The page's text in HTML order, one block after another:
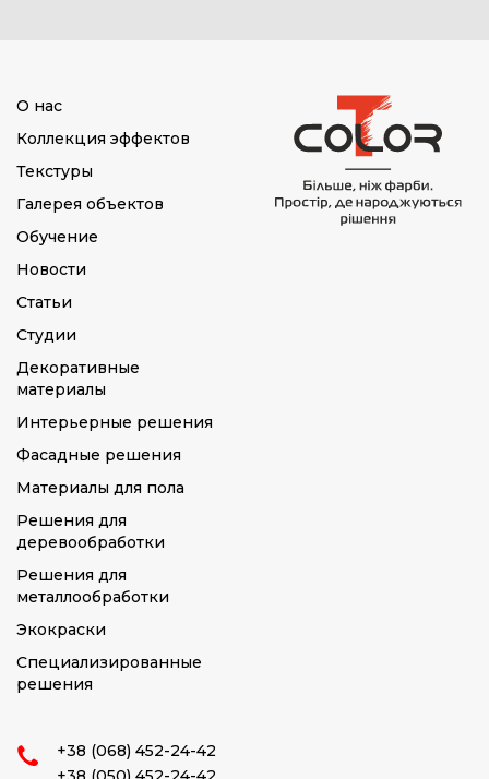
О нас
Коллекция эффектов
Текстуры
Галерея объектов
Обучение
Новости
Статьи
Студии
Декоративные
материалы
Интерьерные решения
Фасадные решения
Материалы для пола
Решения для
деревообработки
Решения для
металлообработки
Экокраски
Специализированные
решения
+38 (068) 452-24-42